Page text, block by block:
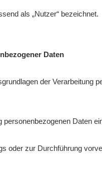
als „Nutzer“ bezeichnet.
Daten
der Verarbeitung
Daten
oder zur Durchführung